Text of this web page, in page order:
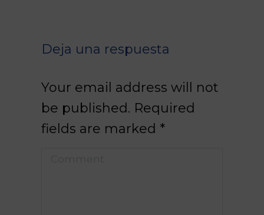
Deja una respuesta
Your email address will not
be published. Required
fields are marked *